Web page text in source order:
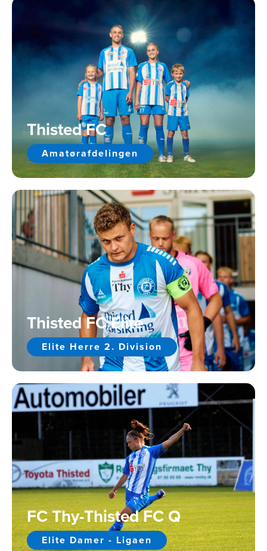
Thisted FC
Amatørafdelingen
Thisted FC Elite
Elite Herre 2. Division
FC Thy-Thisted FC Q
Elite Damer - Ligaen